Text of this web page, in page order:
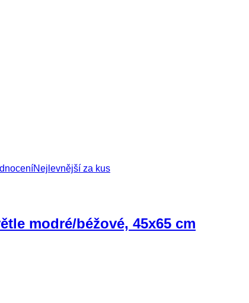
Nejlevnější za kus
modré/béžové, 45x65 cm